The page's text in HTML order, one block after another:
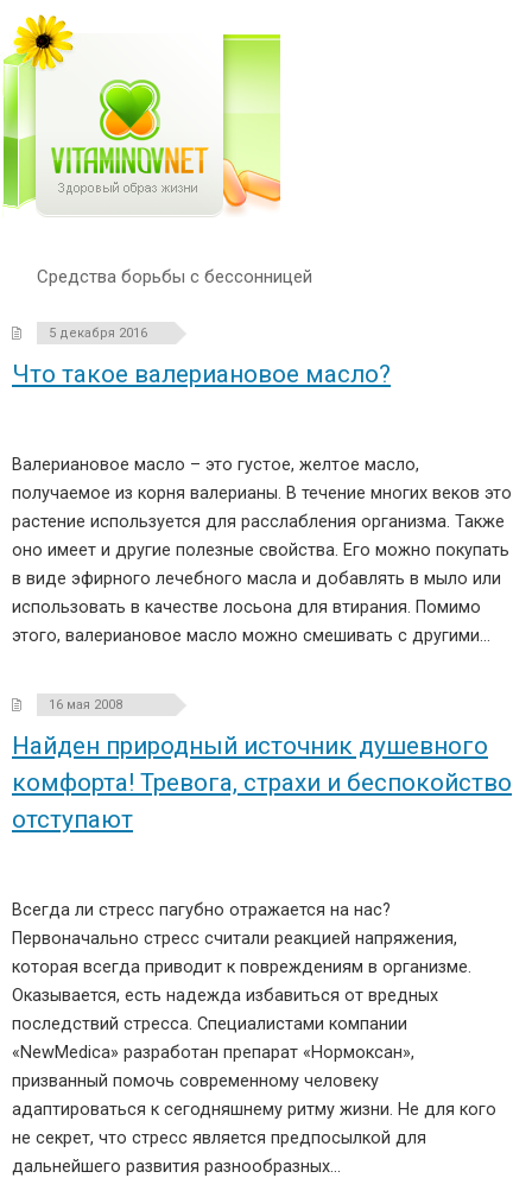
Средства борьбы с бессонницей
5 декабря 2016
Что такое валериановое масло?
Валериановое масло – это густое, желтое масло,
получаемое из корня валерианы. В течение многих веков это
растение используется для расслабления организма. Также
оно имеет и другие полезные свойства. Его можно покупать
в виде эфирного лечебного масла и добавлять в мыло или
использовать в качестве лосьона для втирания. Помимо
этого, валериановое масло можно смешивать с другими…
16 мая 2008
Найден природный источник душевного
комфорта! Тревога, страхи и беспокойство
отступают
Всегда ли стресс пагубно отражается на нас?
Первоначально стресс считали реакцией напряжения,
которая всегда приводит к повреждениям в организме.
Оказывается, есть надежда избавиться от вредных
последствий стресса. Специалистами компании
«NewMedica» разработан препарат «Нормоксан»,
призванный помочь современному человеку
адаптироваться к сегодняшнему ритму жизни. Не для кого
не секрет, что стресс является предпосылкой для
дальнейшего развития разнообразных…